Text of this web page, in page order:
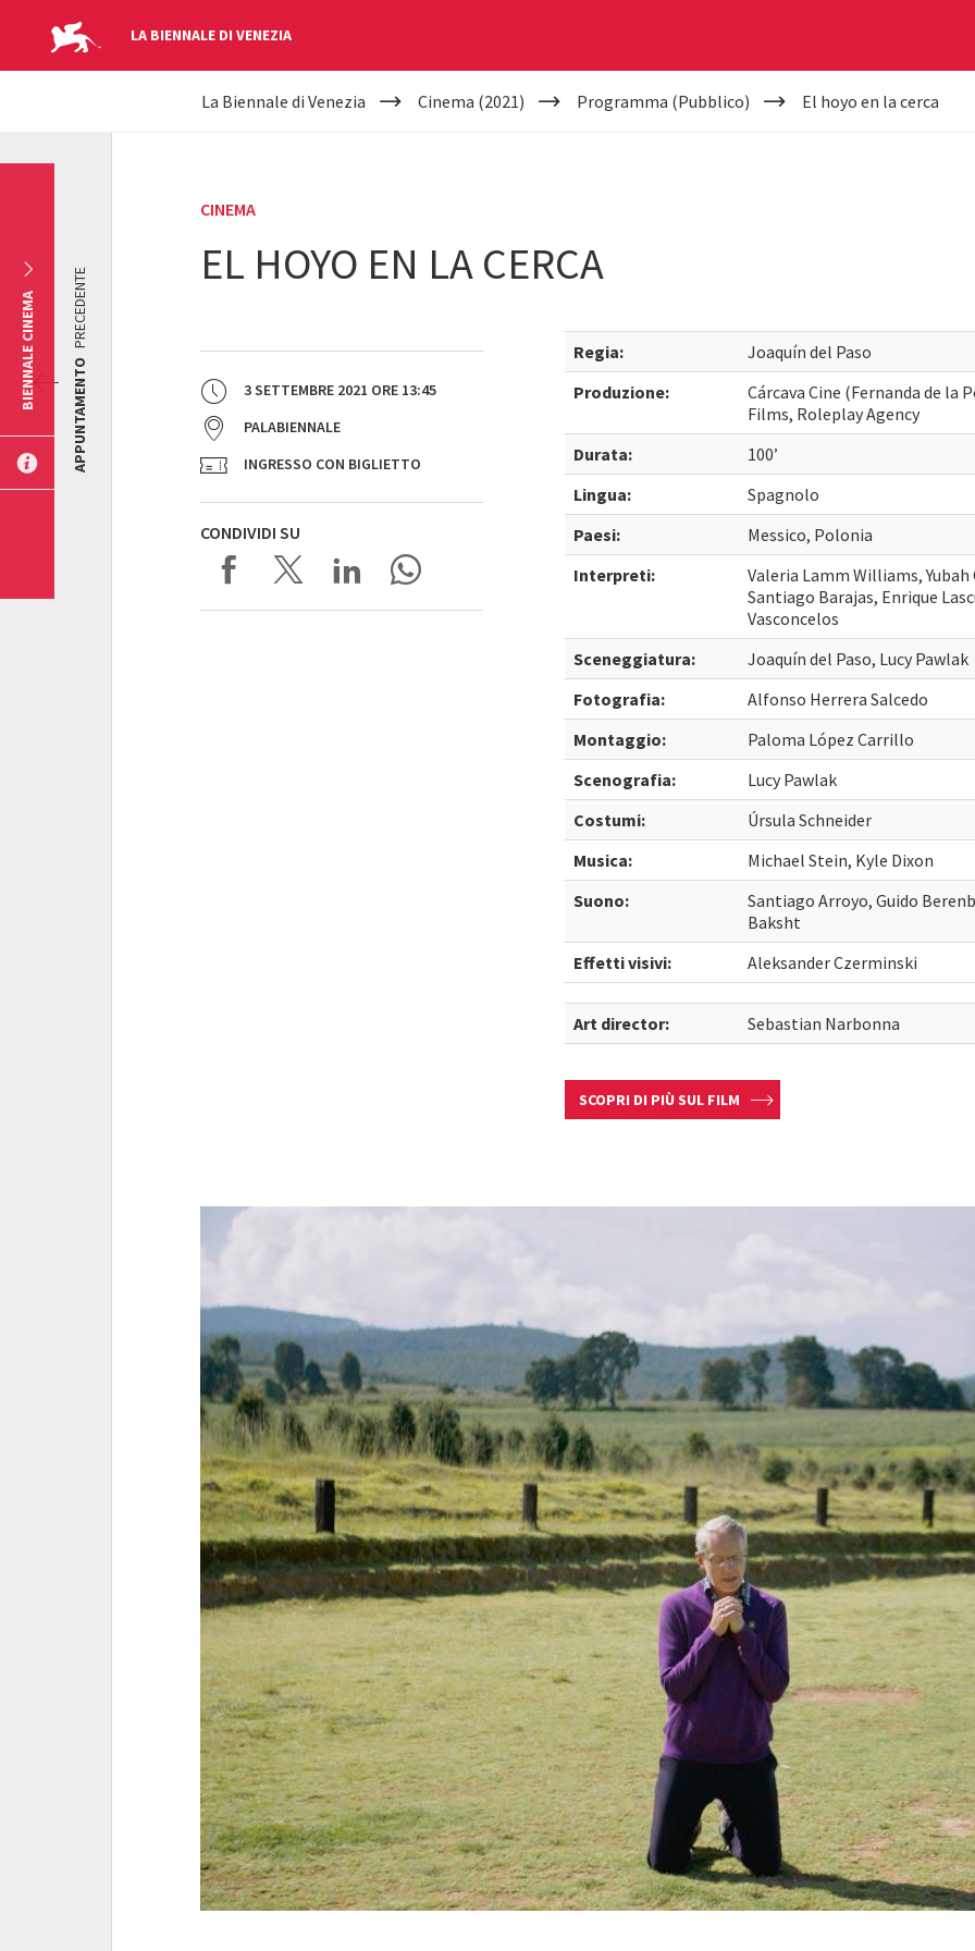
LA BIENNALE DI VENEZIA
YOUR
La Biennale di Venezia Cinema (2021) Programma (Pubblico) El hoyo en la cerca
CINEMA
EL HOYO EN LA CERCA
3 SETTEMBRE 2021 ORE 13:45
PALABIENNALE
INGRESSO CON BIGLIETTO
CONDIVIDI SU
Regia:
Joaquín del Paso
Produzione:
Cárcava Cine (Fernanda de la
Films, Roleplay Agency
Durata:
100’
Lingua:
Spagnolo
Paesi:
Messico, Polonia
Interpreti:
Valeria Lamm Williams,
Santiago Barajas, Enrique
Vasconcelos
Sceneggiatura:
Joaquín del Paso, Lucy Pawlak
Fotografia:
Alfonso Herrera Salcedo
Montaggio:
Paloma López Carrillo
Scenografia:
Lucy Pawlak
Costumi:
Úrsula Schneider
Musica:
Michael Stein, Kyle Dixon
Suono:
Santiago Arroyo, Guido
Baksht
Effetti visivi:
Aleksander Czerminski
Art director: Sebastian Narbonna
SCOPRI DI PIÙ SUL FILM
APPUNTAMENTO
PRECEDENTE
BIENNALE CINEMA